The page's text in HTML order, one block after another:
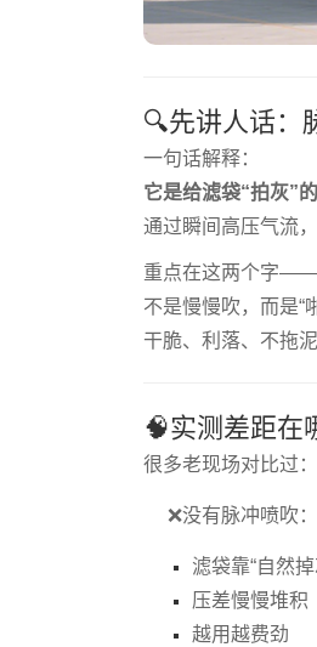
🔍先讲人话：
一句话解释：
它是给滤袋“拍灰”的
通过瞬间高压气流
重点在这两个字——
不是慢慢吹，而是“
干脆、利落、不拖泥
🧠实测差距在
很多老现场对比过：
❌没有脉冲喷吹：
滤袋靠“自然掉
压差慢慢堆积
越用越费劲